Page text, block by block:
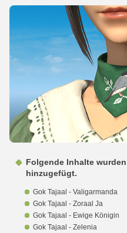
Folgende Inhalte
hinzugefügt.
Gok Tajaal - Valigarmanda
Gok Tajaal - Zoraal Ja
Gok Tajaal - Ewige Königin
Gok Tajaal - Zelenia